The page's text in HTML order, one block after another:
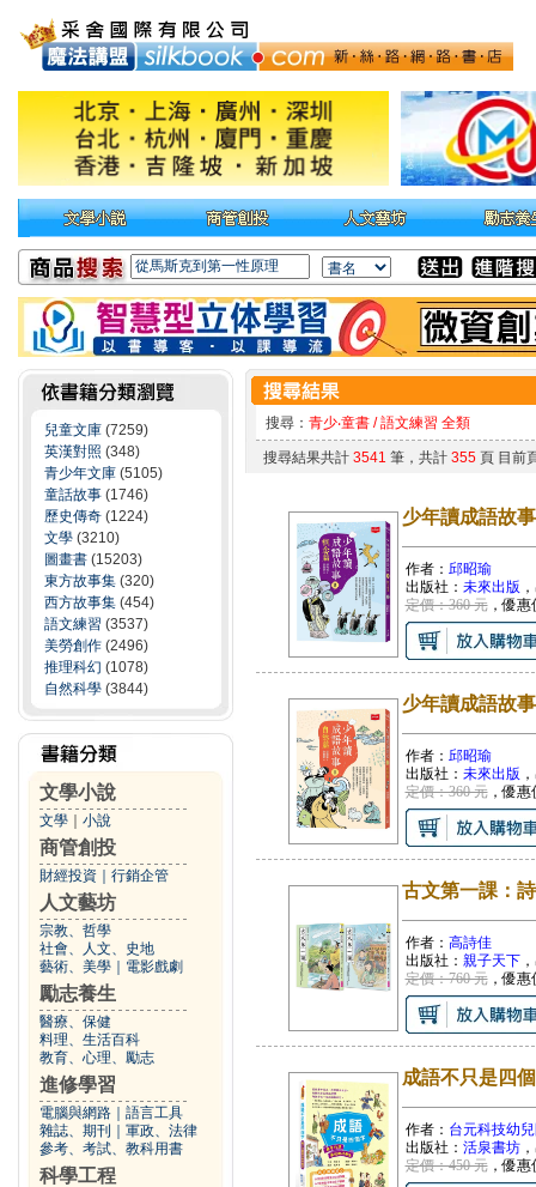
兒童文庫 (7259)
英漢對照 (348)
青少年文庫 (5105)
童話故事 (1746)
歷史傳奇 (1224)
文學 (3210)
圖畫書 (15203)
東方故事集 (320)
西方故事集 (454)
語文練習 (3537)
美勞創作 (2496)
推理科幻 (1078)
自然科學 (3844)
文學小說
文學 小說
商管創投
財經投資 行銷企管
人文藝坊
宗教、哲學
社會、人文、史地
藝術、美學
電影戲劇
勵志養生
醫療、保健
料理、生活百科
教育、心理、勵志
進修學習
電腦與網路
語言工具
雜誌、期刊
軍政、法律
參考、考試、教科用書
科學工程
搜尋： 青少‧童書 / 語文練習 全類
搜尋結果共計 3541 筆，共計 355頁 目前
少年讀成語故
作者： 邱昭瑜
出版社： 未來出版
定價：360 元，優惠
少年讀成語故
作者： 邱昭瑜
出版社： 未來出版
定價：360 元，優惠
古文第一課：
作者： 高詩佳
出版社： 親子天下
定價：760 元，優惠
成語不只是四
作者： 台元科技幼
出版社： 活泉書坊
定價：450 元，優惠